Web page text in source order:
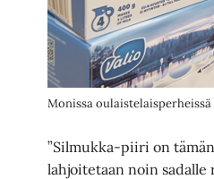
Monissa
”Silmukka-piiri on
lahjoitetaan noin sadalle